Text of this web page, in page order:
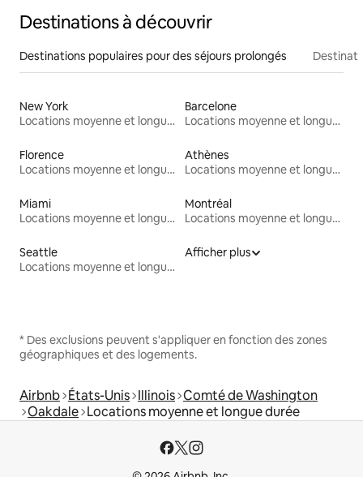
Destinations à découvrir
Destinations populaires pour des séjours prolongés
New York
Locations moyenne et longue durée
Barcelone
Locations moyenne et longue durée
Florence
Locations moyenne et longue durée
Athènes
Locations moyenne et longue durée
Miami
Locations moyenne et longue durée
Montréal
Locations moyenne et longue durée
Seattle
Locations moyenne et longue durée
Afficher plus
* Des exclusions peuvent s'appliquer en fonction des zones
géographiques et des logements.
Airbnb États-Unis Illinois Comté de Washington
Oakdale Locations moyenne et longue durée